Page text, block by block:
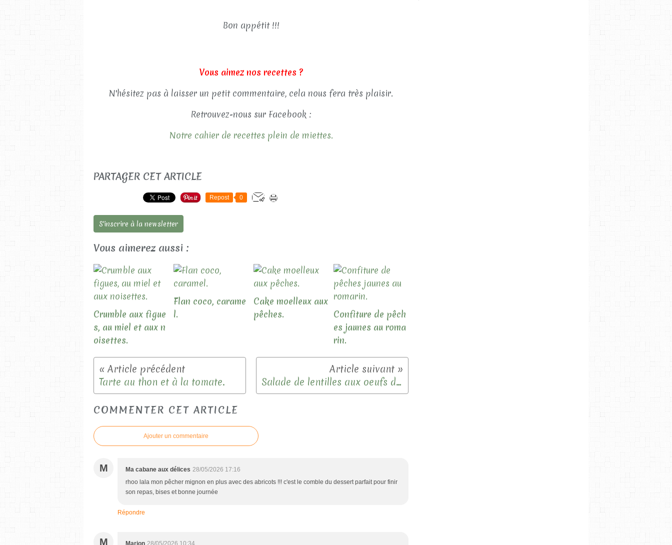
Bon appétit !!!
Vous aimez nos recettes ?
N'hésitez pas à laisser un petit commentaire, cela nous fera très plaisir.
Retrouvez-nous sur Facebook :
Notre cahier de recettes plein de miettes.
PARTAGER CET ARTICLE
Repost 0
S'inscrire à la newsletter
Vous aimerez aussi :
Crumble aux figue
s, au miel et aux n
oisettes.
Flan coco, carame
l.
Cake moelleux aux
pêches.
Confiture de pêch
es jaunes au roma
rin.
Tarte au thon et à la tomate. Salade de lentilles aux oeufs durs.
COMMENTER CET ARTICLE
Ajouter un commentaire
M Ma cabane aux délices 28/05/2026 17:16
rhoo lala mon pêcher mignon en plus avec des abricots !!! c'est le comble du dessert parfait pour finir
son repas, bises et bonne journée
Répondre
M Marion 28/05/2026 10:34